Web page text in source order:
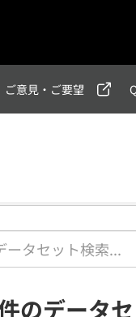
ご意見・ご要望
のデータ